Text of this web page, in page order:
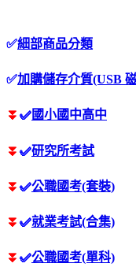
✅細部商品分類
✅加購儲存介質(USB
⏬ ✅國小國中高中
⏬ ✅研究所考試
⏬ ✅公職國考(套裝)
⏬ ✅就業考試(合集)
⏬ ✅公職國考(單科)